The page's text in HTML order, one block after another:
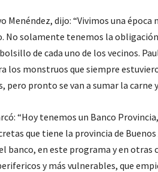
Menéndez, dijo: “Vivimos una
No solamente tenemos la
de cada uno de los vecinos.
los monstruos que siempre
pronto se van a sumar la carne
“Hoy tenemos un Banco
que tiene la provincia de
banco, en este programa y en otras
y más vulnerables, que